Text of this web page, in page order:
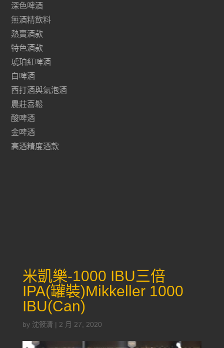
深色啤酒
無酒精飲料
熱賣酒款
特色酒款
琥珀紅啤酒
白啤酒
西打酒與氣泡酒
農莊喜鬆
酸啤酒
金啤酒
高酒精度酒款
米凱樂-1000 IBU三倍
IPA(罐裝)Mikkeller 1000
IBU(Can)
by 沈筱清 | 2 月 27, 2020